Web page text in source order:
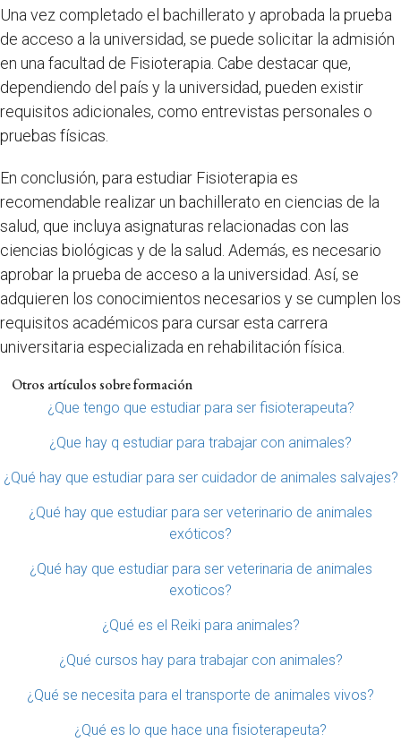
Una vez completado el bachillerato y aprobada la prueba
de acceso a la universidad, se puede solicitar la admisión
en una facultad de Fisioterapia. Cabe destacar que,
dependiendo del país y la universidad, pueden existir
requisitos adicionales, como entrevistas personales o
pruebas físicas.
En conclusión, para estudiar Fisioterapia es
recomendable realizar un bachillerato en ciencias de la
salud, que incluya asignaturas relacionadas con las
ciencias biológicas y de la salud. Además, es necesario
aprobar la prueba de acceso a la universidad. Así, se
adquieren los conocimientos necesarios y se cumplen los
requisitos académicos para cursar esta carrera
universitaria especializada en rehabilitación física.
Otros artículos sobre formación
¿Que tengo que estudiar para ser fisioterapeuta?
¿Que hay q estudiar para trabajar con animales?
¿Qué hay que estudiar para ser cuidador de animales salvajes?
¿Qué hay que estudiar para ser veterinario de animales
exóticos?
¿Qué hay que estudiar para ser veterinaria de animales
exoticos?
¿Qué es el Reiki para animales?
¿Qué cursos hay para trabajar con animales?
¿Qué se necesita para el transporte de animales vivos?
¿Qué es lo que hace una fisioterapeuta?